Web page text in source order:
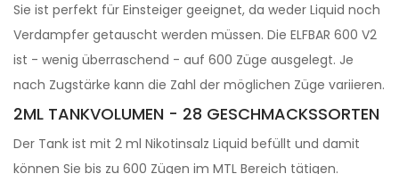
Sie ist perfekt für Einsteiger geeignet, da weder Liquid noch
Verdampfer getauscht werden müssen. Die ELFBAR 600 V2
ist - wenig überraschend - auf 600 Züge ausgelegt. Je
nach Zugstärke kann die Zahl der möglichen Züge variieren.
2ML TANKVOLUMEN - 28 GESCHMACKSSORTEN
Der Tank ist mit 2 ml Nikotinsalz Liquid befüllt und damit
können Sie bis zu 600 Zügen im MTL Bereich tätigen.